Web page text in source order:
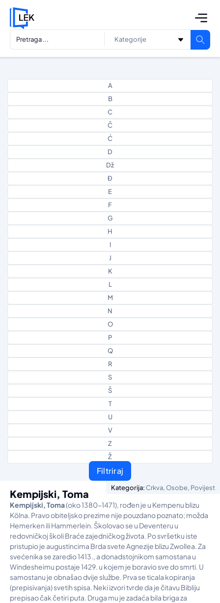
A
B
C
Č
Ć
D
Dž
Đ
E
F
G
H
I
J
K
L
M
N
O
P
Q
R
S
Š
T
U
V
Z
Ž
Filtriraj
Kategorija: Crkva, Osobe, Povijest
Kempijski, Toma
Kempijski, Toma(oko 1380-1471), rođen je u Kempenu blizu
Kölna. Pravo obiteljsko prezime nije pouzdano poznato; možda
Hemerken ili Hammerlein. Školovao se u Deventeru u
redovničkoj školi Braće zajedničkog života. Po svršetku iste
pristupio je augustincima Brda svete Agnezije blizu Zwollea. Za
svećenika se zaredio 1413., a donadstojnikom samostana u
Windesheimu postaje 1429. u kojem je boravio sve do smrti. U
samostanu je obnašao dvije službe. Prva se ticala kopiranja
(prepisivanja) svetih spisa. Neki izvori tvrde da je čitavu Bibliju
prepisao čak četiri puta. Druga mu je zadaća bila briga za